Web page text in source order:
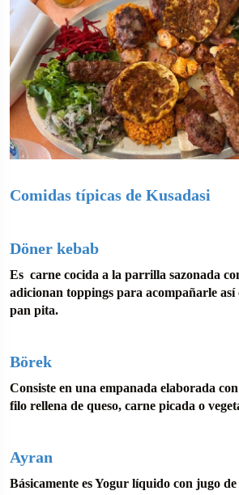
Comidas típicas de Kusadasi
Döner kebab
Es carne cocida a la parrilla sazonada
adicionan toppings para acompañarle así
pan pita.
Börek
Consiste en una empanada elaborada
filo rellena de queso, carne picada o
Ayran
Básicamente es Yogur líquido con jugo